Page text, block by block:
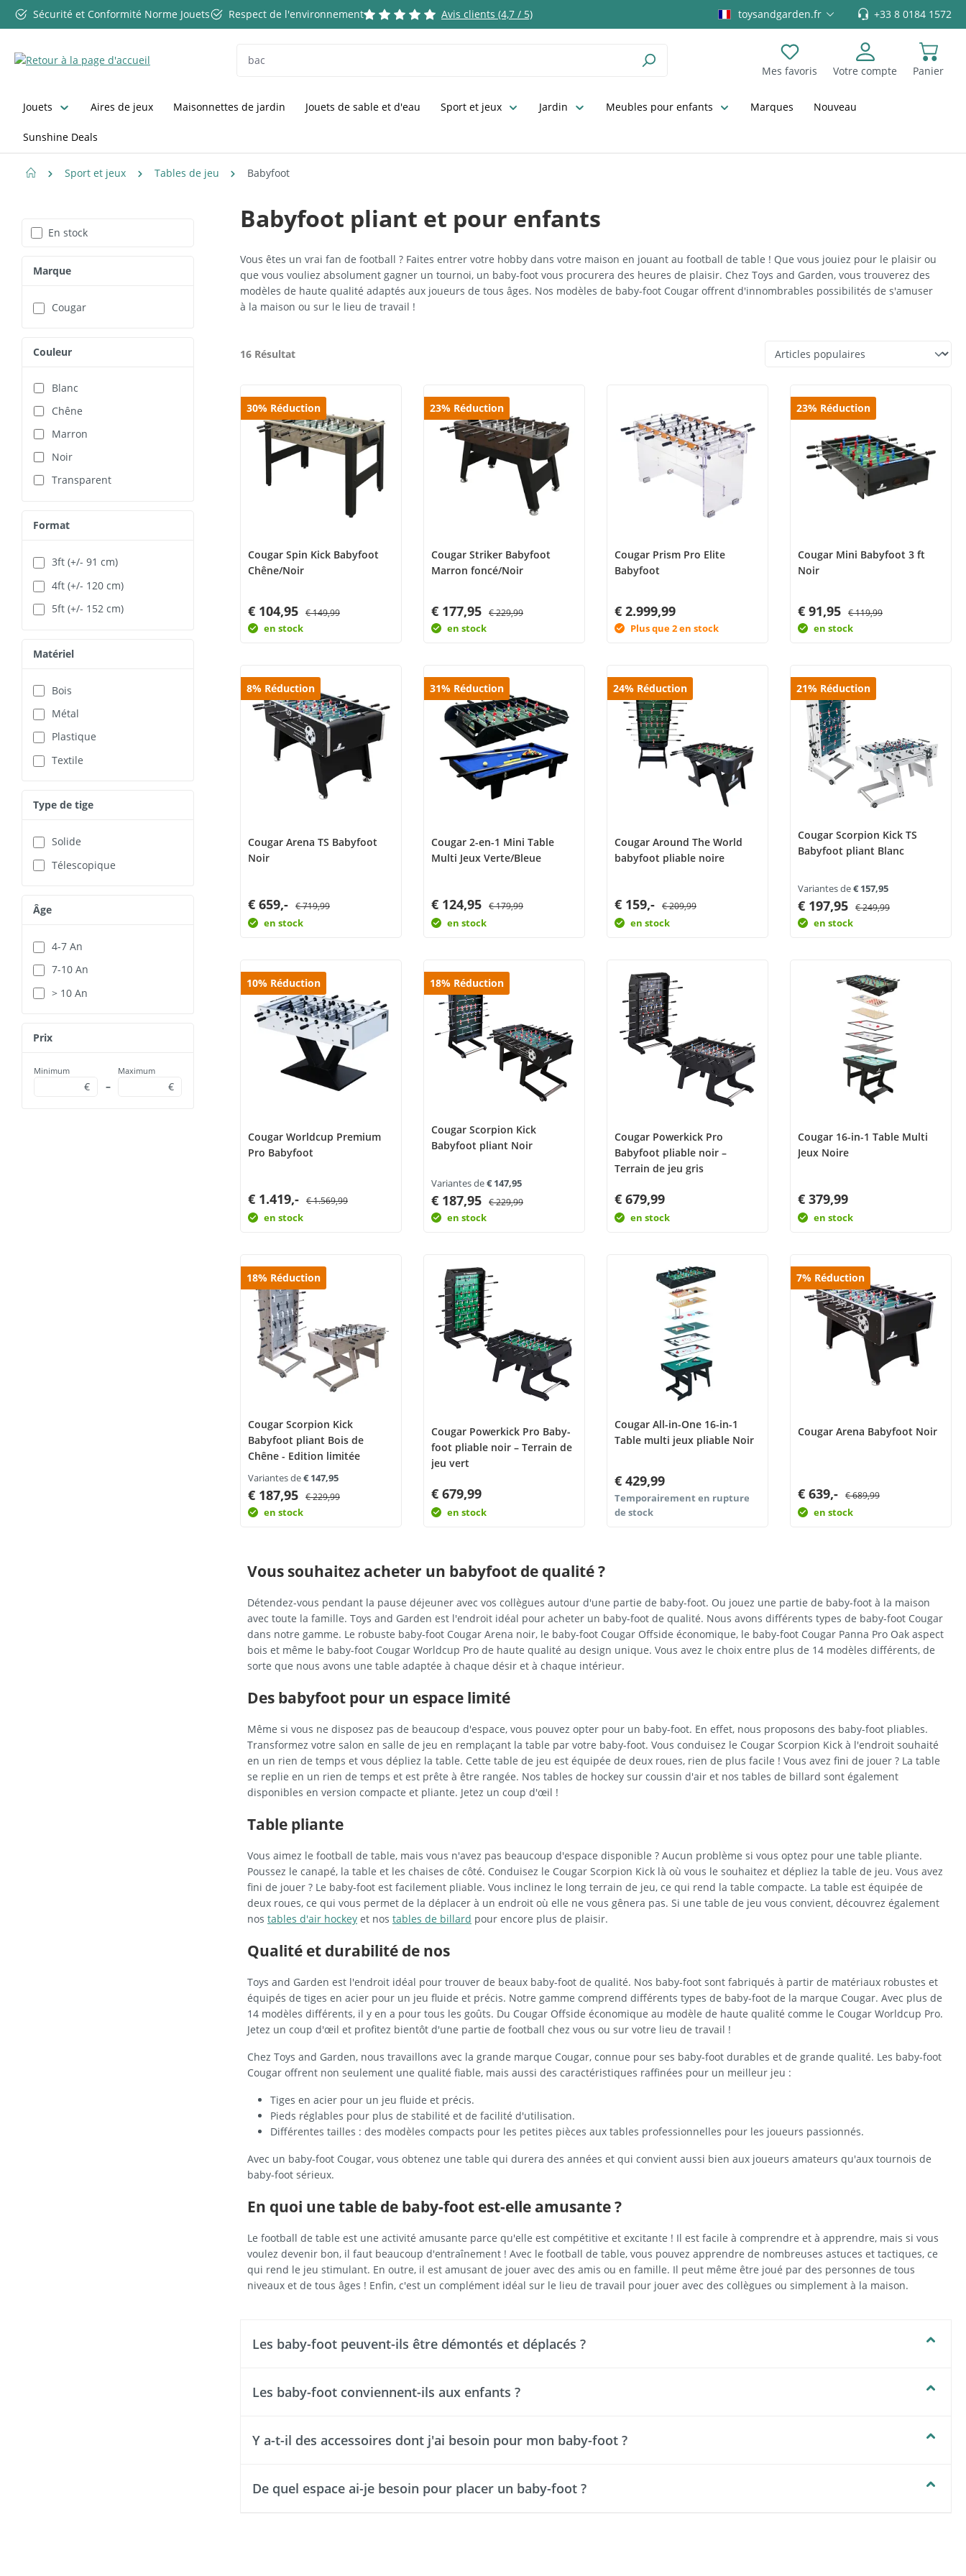
au contenu principal
Passer à la recherche
Passer à la navigation principale
Sécurité et Conformité Norme Jouets Respect de l'environnement Avis clients (4,7 / 5) toysandgarden.fr +33 8 0184 1572
Mes favoris
Votre compte Panier
Jouets Aires de jeux Maisonnettes de jardin Jouets de sable et d'eau Sport et jeux Jardin Meubles pour enfants Marques Nouveau
Sunshine Deals
Sport et jeux Tables de jeu Babyfoot
En stock
Marque
Cougar
Couleur
Blanc
Chêne
Marron
Noir
Transparent
Format
3ft (+/- 91 cm)
4ft (+/- 120 cm)
5ft (+/- 152 cm)
Matériel
Bois
Métal
Plastique
Textile
Type de tige
Solide
Télescopique
Âge
4-7 An
7-10 An
> 10 An
Prix
Minimum
€ –
Maximum
€
Babyfoot pliant et pour enfants
Vous êtes un vrai fan de football ? Faites entrer votre hobby dans votre maison en jouant au football de table ! Que vous jouiez pour le plaisir ou
que vous vouliez absolument gagner un tournoi, un baby-foot vous procurera des heures de plaisir. Chez Toys and Garden, vous trouverez des
modèles de haute qualité adaptés aux joueurs de tous âges. Nos modèles de baby-foot Cougar offrent d'innombrables possibilités de s'amuser
à la maison ou sur le lieu de travail !
16 Résultat
30% Réduction
Cougar Spin Kick Babyfoot
Chêne/Noir
€ 104,95 € 149,99
en stock
23% Réduction
Cougar Striker Babyfoot
Marron foncé/Noir
€ 177,95 € 229,99
en stock
Cougar Prism Pro Elite
Babyfoot
€ 2.999,99
Plus que 2 en stock
23% Réduction
Cougar Mini Babyfoot 3 ft
Noir
€ 91,95 € 119,99
en stock
8% Réduction
Cougar Arena TS Babyfoot
Noir
€ 659,- € 719,99
en stock
31% Réduction
Cougar 2-en-1 Mini Table
Multi Jeux Verte/Bleue
€ 124,95 € 179,99
en stock
24% Réduction
Cougar Around The World
babyfoot pliable noire
€ 159,- € 209,99
en stock
21% Réduction
Cougar Scorpion Kick TS
Babyfoot pliant Blanc
Variantes de€ 157,95
€ 197,95 € 249,99
en stock
10% Réduction
Cougar Worldcup Premium
Pro Babyfoot
€ 1.419,- € 1.569,99
en stock
18% Réduction
Cougar Scorpion Kick
Babyfoot pliant Noir
Variantes de€ 147,95
€ 187,95 € 229,99
en stock
Cougar Powerkick Pro
Babyfoot pliable noir –
Terrain de jeu gris
€ 679,99
en stock
Cougar 16-in-1 Table Multi
Jeux Noire
€ 379,99
en stock
18% Réduction
Cougar Scorpion Kick
Babyfoot pliant Bois de
Chêne - Edition limitée
Variantes de€ 147,95
€ 187,95 € 229,99
en stock
Cougar Powerkick Pro Baby-
foot pliable noir – Terrain de
jeu vert
€ 679,99
en stock
Cougar All-in-One 16-in-1
Table multi jeux pliable Noir
€ 429,99
Temporairement en rupture
de stock
7% Réduction
Cougar Arena Babyfoot Noir
€ 639,- € 689,99
en stock
Vous souhaitez acheter un babyfoot de qualité ?
Détendez-vous pendant la pause déjeuner avec vos collègues autour d'une partie de baby-foot. Ou jouez une partie de baby-foot à la maison
avec toute la famille. Toys and Garden est l'endroit idéal pour acheter un baby-foot de qualité. Nous avons différents types de baby-foot Cougar
dans notre gamme. Le robuste baby-foot Cougar Arena noir, le baby-foot Cougar Offside économique, le baby-foot Cougar Panna Pro Oak aspect
bois et même le baby-foot Cougar Worldcup Pro de haute qualité au design unique. Vous avez le choix entre plus de 14 modèles différents, de
sorte que nous avons une table adaptée à chaque désir et à chaque intérieur.
Des babyfoot pour un espace limité
Même si vous ne disposez pas de beaucoup d'espace, vous pouvez opter pour un baby-foot. En effet, nous proposons des baby-foot pliables.
Transformez votre salon en salle de jeu en remplaçant la table par votre baby-foot. Vous conduisez le Cougar Scorpion Kick à l'endroit souhaité
en un rien de temps et vous dépliez la table. Cette table de jeu est équipée de deux roues, rien de plus facile ! Vous avez fini de jouer ? La table
se replie en un rien de temps et est prête à être rangée. Nos tables de hockey sur coussin d'air et nos tables de billard sont également
disponibles en version compacte et pliante. Jetez un coup d'œil !
Table pliante
Vous aimez le football de table, mais vous n'avez pas beaucoup d'espace disponible ? Aucun problème si vous optez pour une table pliante.
Poussez le canapé, la table et les chaises de côté. Conduisez le Cougar Scorpion Kick là où vous le souhaitez et dépliez la table de jeu. Vous avez
fini de jouer ? Le baby-foot est facilement pliable. Vous inclinez le long terrain de jeu, ce qui rend la table compacte. La table est équipée de
deux roues, ce qui vous permet de la déplacer à un endroit où elle ne vous gênera pas. Si une table de jeu vous convient, découvrez également
nos tables d'air hockey et nos tables de billard pour encore plus de plaisir.
Qualité et durabilité de nos
Toys and Garden est l'endroit idéal pour trouver de beaux baby-foot de qualité. Nos baby-foot sont fabriqués à partir de matériaux robustes et
équipés de tiges en acier pour un jeu fluide et précis. Notre gamme comprend différents types de baby-foot de la marque Cougar. Avec plus de
14 modèles différents, il y en a pour tous les goûts. Du Cougar Offside économique au modèle de haute qualité comme le Cougar Worldcup Pro.
Jetez un coup d'œil et profitez bientôt d'une partie de football chez vous ou sur votre lieu de travail !
Chez Toys and Garden, nous travaillons avec la grande marque Cougar, connue pour ses baby-foot durables et de grande qualité. Les baby-foot
Cougar offrent non seulement une qualité fiable, mais aussi des caractéristiques raffinées pour un meilleur jeu :
Tiges en acier pour un jeu fluide et précis.
Pieds réglables pour plus de stabilité et de facilité d'utilisation.
Différentes tailles : des modèles compacts pour les petites pièces aux tables professionnelles pour les joueurs passionnés.
Avec un baby-foot Cougar, vous obtenez une table qui durera des années et qui convient aussi bien aux joueurs amateurs qu'aux tournois de
baby-foot sérieux.
En quoi une table de baby-foot est-elle amusante ?
Le football de table est une activité amusante parce qu'elle est compétitive et excitante ! Il est facile à comprendre et à apprendre, mais si vous
voulez devenir bon, il faut beaucoup d'entraînement ! Avec le football de table, vous pouvez apprendre de nombreuses astuces et tactiques, ce
qui rend le jeu stimulant. En outre, il est amusant de jouer avec des amis ou en famille. Il peut même être joué par des personnes de tous
niveaux et de tous âges ! Enfin, c'est un complément idéal sur le lieu de travail pour jouer avec des collègues ou simplement à la maison.
Les baby-foot peuvent-ils être démontés et déplacés ?
Les baby-foot conviennent-ils aux enfants ?
Y a-t-il des accessoires dont j'ai besoin pour mon baby-foot ?
De quel espace ai-je besoin pour placer un baby-foot ?